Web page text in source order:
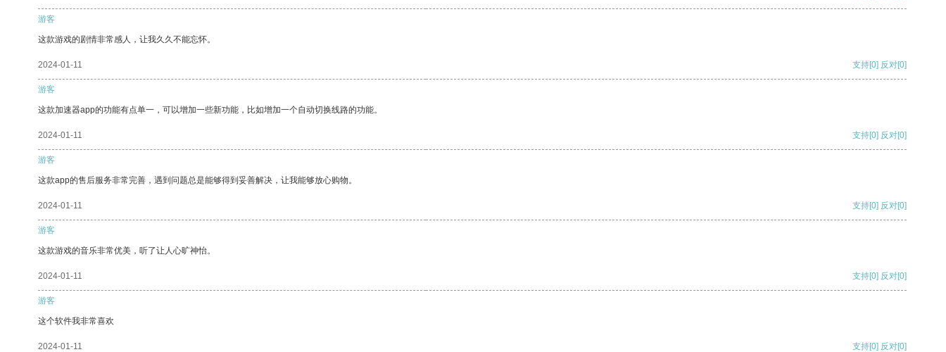
游客
这款游戏的剧情非常感人，让我久久不能忘怀。
2024-01-11 支持[0] 反对[0]
游客
这款加速器app的功能有点单一，可以增加一些新功能，比如增加一个自动切换线路的功能。
2024-01-11 支持[0] 反对[0]
游客
这款app的售后服务非常完善，遇到问题总是能够得到妥善解决，让我能够放心购物。
2024-01-11 支持[0] 反对[0]
游客
这款游戏的音乐非常优美，听了让人心旷神怡。
2024-01-11 支持[0] 反对[0]
游客
这个软件我非常喜欢
2024-01-11 支持[0] 反对[0]